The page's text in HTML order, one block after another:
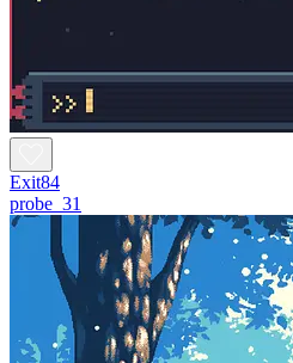
Exit84
probe_31